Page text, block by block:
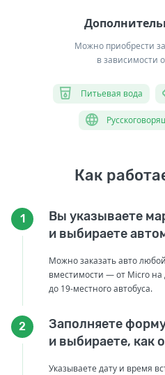
Можно приобрести
в зависимости
Питьевая вода
Как
1
Вы указываете
и выбираете
Можно заказать авто любой
вместимости — от Micro на
до 19-местного автобуса.
2
Заполняете
и выбираете, как
Указываете дату и время